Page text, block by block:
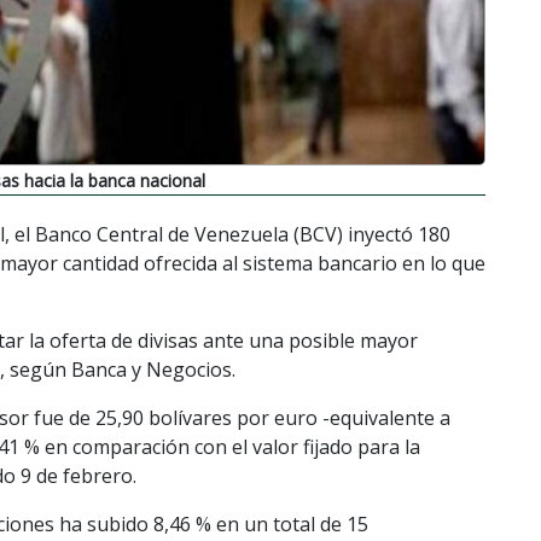
hacia la banca nacional
Banco Central de Venezuela (BCV) inyectó 180
cantidad ofrecida al sistema bancario en lo que
la oferta de divisas ante una posible mayor
Banca y Negocios.
fue de 25,90 bolívares por euro -equivalente a
% en comparación con el valor fijado para la
9 de febrero.
ha subido 8,46 % en un total de 15